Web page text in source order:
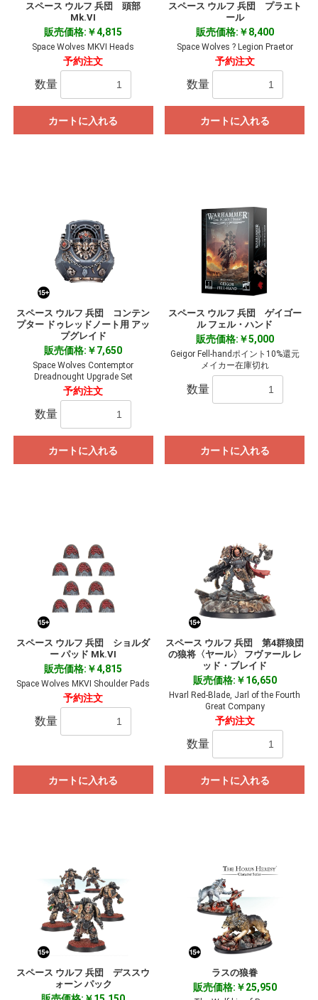
スペース ウルフ 兵団 頭部
Mk.VI
販売価格:￥4,815
Space Wolves MKVI Heads
予約注文
数量
カートに入れる
スペース ウルフ 兵団 プラエト
ール
販売価格:￥8,400
Space Wolves ? Legion Praetor
予約注文
数量
カートに入れる
スペース ウルフ 兵団 コンテン
プター ドゥレッドノート用 アッ
プグレイド
販売価格:￥7,650
Space Wolves Contemptor
Dreadnought Upgrade Set
予約注文
数量
カートに入れる
スペース ウルフ 兵団 ゲイゴー
ル フェル・ハンド
販売価格:￥5,000
Geigor Fell-handポイント10%還元
メイカー在庫切れ
数量
カートに入れる
スペース ウルフ 兵団 ショルダ
ー パッド Mk.VI
販売価格:￥4,815
Space Wolves MKVI Shoulder Pads
予約注文
数量
カートに入れる
スペース ウルフ 兵団 第4群狼団
の狼将〈ヤール〉 フヴァール レ
ッド・ブレイド
販売価格:￥16,650
Hvarl Red-Blade, Jarl of the Fourth
Great Company
予約注文
数量
カートに入れる
スペース ウルフ 兵団 デススウ
ォーン パック
ラスの狼眷
販売価格:￥25,950